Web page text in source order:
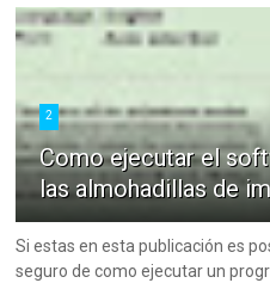
2
Como ejecutar el
las almohadillas de
Si estas en esta publicación es
seguro de como ejecutar un